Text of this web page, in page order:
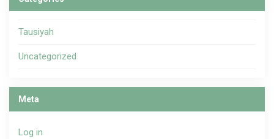
Tausiyah
Uncategorized
Meta
Log in